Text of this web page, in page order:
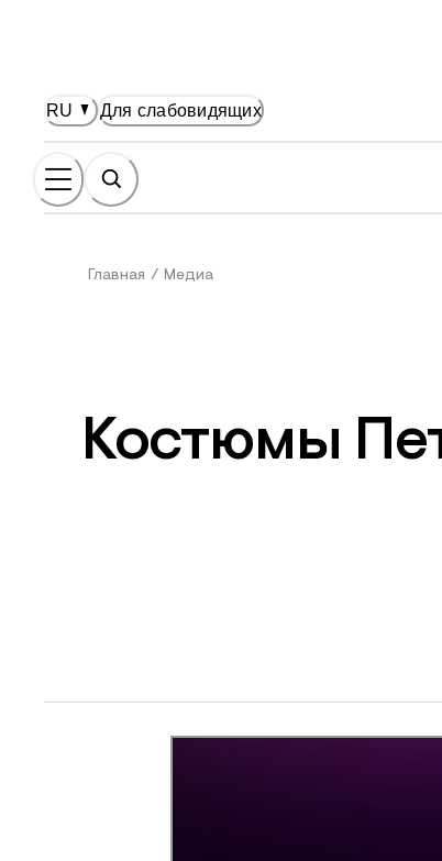
RU Для слабовидящих
Главная / Медиа
Костюмы